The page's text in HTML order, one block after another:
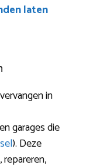
laten
in
garages die
). Deze